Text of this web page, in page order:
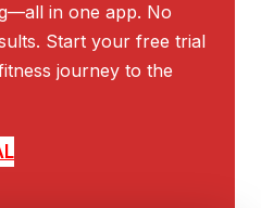
in one app. No
Start your free trial
journey to the